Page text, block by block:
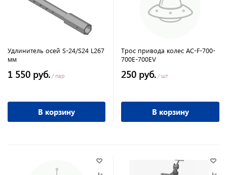
Удлинитель осей S-24/S24 L267
мм
1 550 руб. / пар
В корзину
Трос привода колес AC-F-700-
700E-700EV
250 руб. / шт
В корзину